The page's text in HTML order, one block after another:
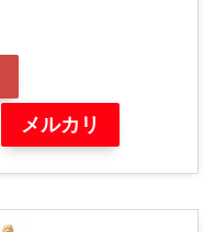
メルカリ